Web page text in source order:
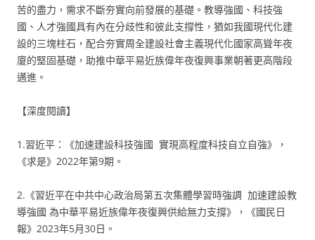
苦的盡力，需求不斷夯實向前發展的基礎。教導強國、科技強
國、人才強國具有內在分歧性和彼此支撐性，猶如我國現代化建
設的三塊柱石，配合夯實周全建設社會主義現代化國家高聳年夜
廈的堅固基礎，助推中華平易近族偉年夜復興事業朝著更高階段
邁進。
【深度閱讀】
1.習近平：《加速建設科技強國 實現高程度科技自立自強》，
《求是》2022年第9期。
2.《習近平在中共中心政治局第五次集體學習時強調 加速建設教
導強國 為中華平易近族偉年夜復興供給無力支撐》，《國民日
報》2023年5月30日。